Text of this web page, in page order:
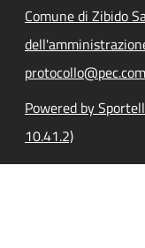
Comune di Zibido
Powered by
10.41.2)